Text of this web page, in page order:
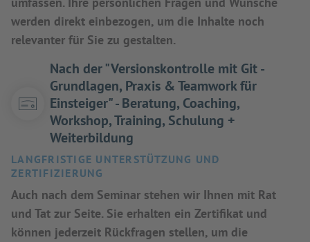
werden direkt einbezogen, um die Inhalte noch
relevanter für Sie zu gestalten.
Nach der "Versionskontrolle mit Git -
Grundlagen, Praxis & Teamwork für
Einsteiger" - Beratung, Coaching,
Workshop, Training, Schulung +
Weiterbildung
LANGFRISTIGE UNTERSTÜTZUNG UND
ZERTIFIZIERUNG
Auch nach dem Seminar stehen wir Ihnen mit Rat
und Tat zur Seite. Sie erhalten ein Zertifikat und
können jederzeit Rückfragen stellen, um die